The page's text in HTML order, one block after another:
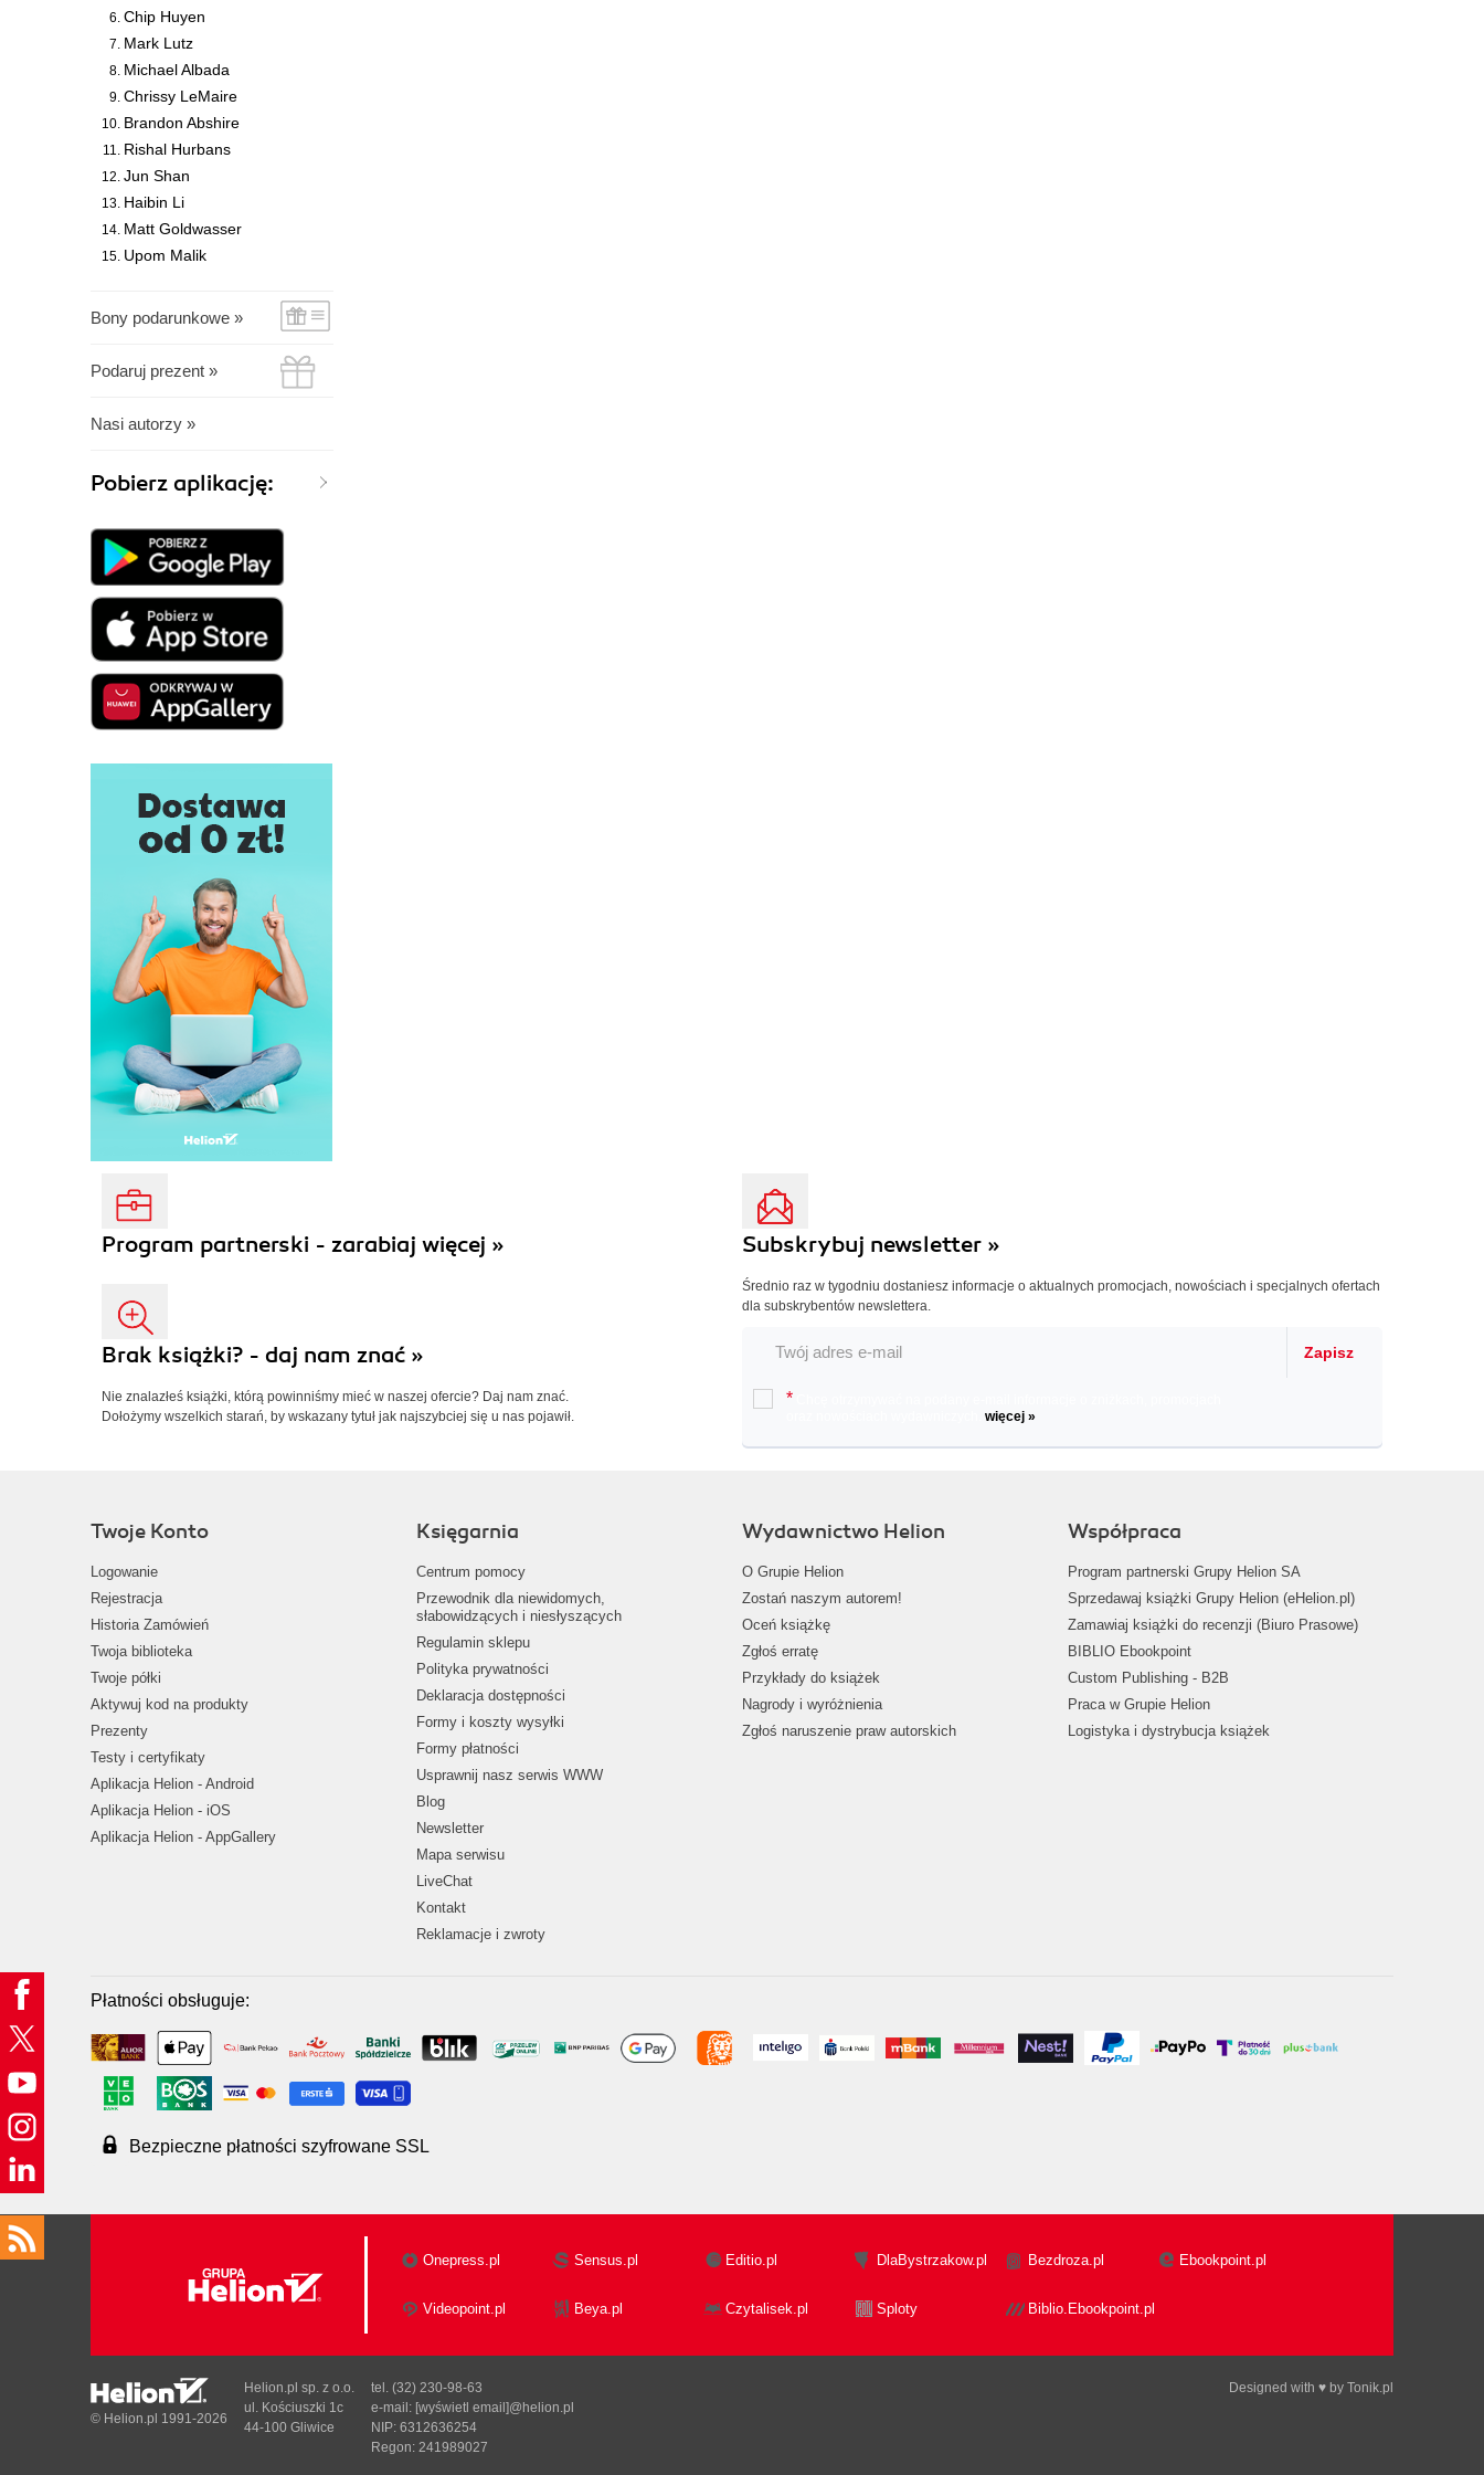
Chip Huyen
Mark Lutz
Michael Albada
Chrissy LeMaire
Brandon Abshire
Rishal Hurbans
Jun Shan
Haibin Li
Matt Goldwasser
Upom Malik
Bony podarunkowe »
Podaruj prezent »
Nasi autorzy »
Pobierz aplikację:
Program partnerski - zarabiaj więcej »
Brak książki? - daj nam znać »
Nie znalazłeś książki, którą powinniśmy mieć w naszej ofercie? Daj nam znać.
Dołożymy wszelkich starań, by wskazany tytuł jak najszybciej się u nas pojawił.
Subskrybuj newsletter »
Średnio raz w tygodniu dostaniesz informacje o aktualnych promocjach, nowościach i specjalnych ofertach
dla subskrybentów newslettera.
Zapisz
*
więcej »
Twoje Konto
Logowanie
Rejestracja
Historia Zamówień
Twoja biblioteka
Twoje półki
Aktywuj kod na produkty
Prezenty
Testy i certyfikaty
Aplikacja Helion - Android
Aplikacja Helion - iOS
Aplikacja Helion - AppGallery
Księgarnia
Centrum pomocy
Przewodnik dla niewidomych,
słabowidzących i niesłyszących
Regulamin sklepu
Polityka prywatności
Deklaracja dostępności
Formy i koszty wysyłki
Formy płatności
Usprawnij nasz serwis WWW
Blog
Newsletter
Mapa serwisu
LiveChat
Kontakt
Reklamacje i zwroty
Wydawnictwo Helion
O Grupie Helion
Zostań naszym autorem!
Oceń książkę
Zgłoś erratę
Przykłady do książek
Nagrody i wyróżnienia
Zgłoś naruszenie praw autorskich
Współpraca
Program partnerski Grupy Helion SA
Sprzedawaj książki Grupy Helion (eHelion.pl)
Zamawiaj książki do recenzji (Biuro Prasowe)
BIBLIO Ebookpoint
Custom Publishing - B2B
Praca w Grupie Helion
Logistyka i dystrybucja książek
Płatności obsługuje:
Bezpieczne płatności szyfrowane SSL
Onepress.pl Sensus.pl Editio.pl DlaBystrzakow.pl Bezdroza.pl Ebookpoint.pl
Videopoint.pl Beya.pl Czytalisek.pl Sploty Biblio.Ebookpoint.pl
Designed with ♥ by Tonik.pl
© Helion.pl 1991-2026
Helion.pl sp. z o.o.
ul. Kościuszki 1c
44-100 Gliwice
tel. (32) 230-98-63
e-mail: [wyświetl email]@helion.pl
NIP: 6312636254
Regon: 241989027